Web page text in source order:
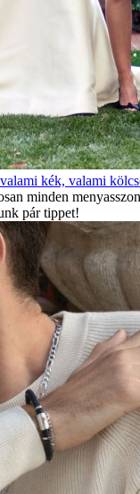
kék, valami
minden
pár tippet!